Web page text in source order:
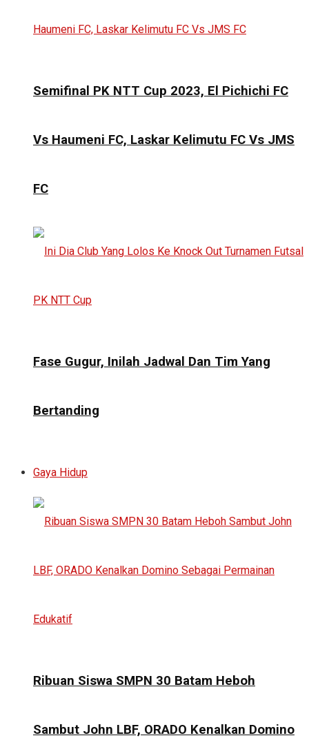
Semifinal PK NTT Cup 2023, El Pichichi FC
Vs Haumeni FC, Laskar Kelimutu FC Vs JMS
FC
Fase Gugur, Inilah Jadwal Dan Tim Yang
Bertanding
Gaya Hidup
Ribuan Siswa SMPN 30 Batam Heboh
Sambut John LBF, ORADO Kenalkan Domino